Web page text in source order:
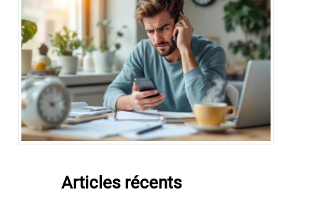
Articles récents